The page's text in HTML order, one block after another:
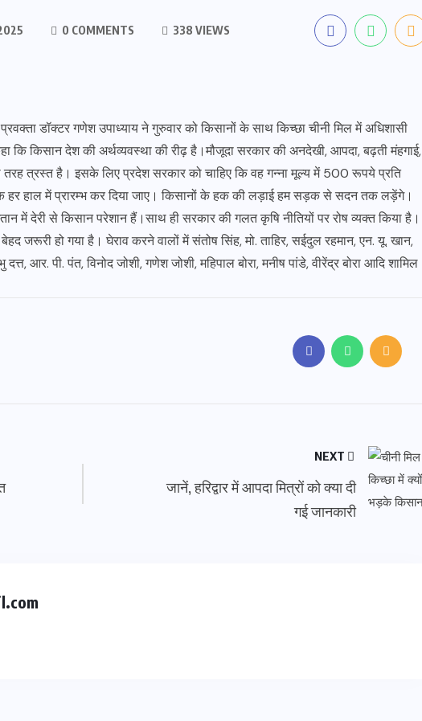
0 COMMENTS 338 VIEWS
डॉक्टर गणेश उपाध्याय ने गुरुवार को किसानों के साथ किच्छा चीनी मिल में अधिशासी
कि किसान देश की अर्थव्यवस्था की रीढ़ है।मौजूदा सरकार की अनदेखी, आपदा, बढ़ती मंहगाई,
तरह त्रस्त है। इसके लिए प्रदेश सरकार को चाहिए कि वह गन्ना मूल्य में 500 रूपये प्रति
हर हाल में प्रारम्भ कर दिया जाए। किसानों के हक की लड़ाई हम सड़क से सदन तक लड़ेंगे।
में देरी से किसान परेशान हैं।साथ ही सरकार की गलत कृषि नीतियों पर रोष व्यक्त किया है।
जरूरी हो गया है। घेराव करने वालों में संतोष सिंह, मो. ताहिर, सईदुल रहमान, एन. यू. खान,
आर. पी. पंत, विनोद जोशी, गणेश जोशी, महिपाल बोरा, मनीष पांडे, वीरेंद्र बोरा आदि शामिल
NEXT
जानें, हरिद्वार में आपदा मित्रों को क्या दी
गई जानकारी